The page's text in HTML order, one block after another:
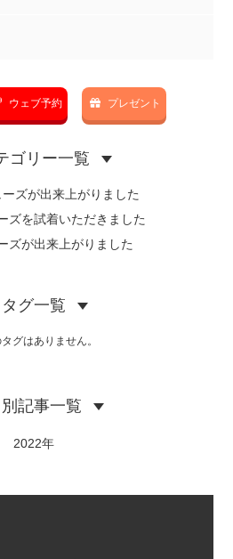
ウェブ予約 プレゼント
ゴリー一覧
ズが出来上がりました
ズを試着いただきました
ズが出来上がりました
タグ一覧
グはありません。
別記事一覧
2022